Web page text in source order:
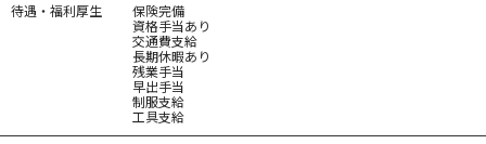
待遇・福利厚生
保険完備
資格手当あり
交通費支給
長期休暇あり
残業手当
早出手当
制服支給
工具支給